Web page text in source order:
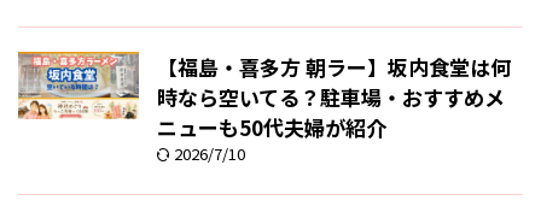
【福島・喜多方 朝ラー】坂内食堂は何
時なら空いてる？駐車場・おすすめメ
ニューも50代夫婦が紹介
2026/7/10